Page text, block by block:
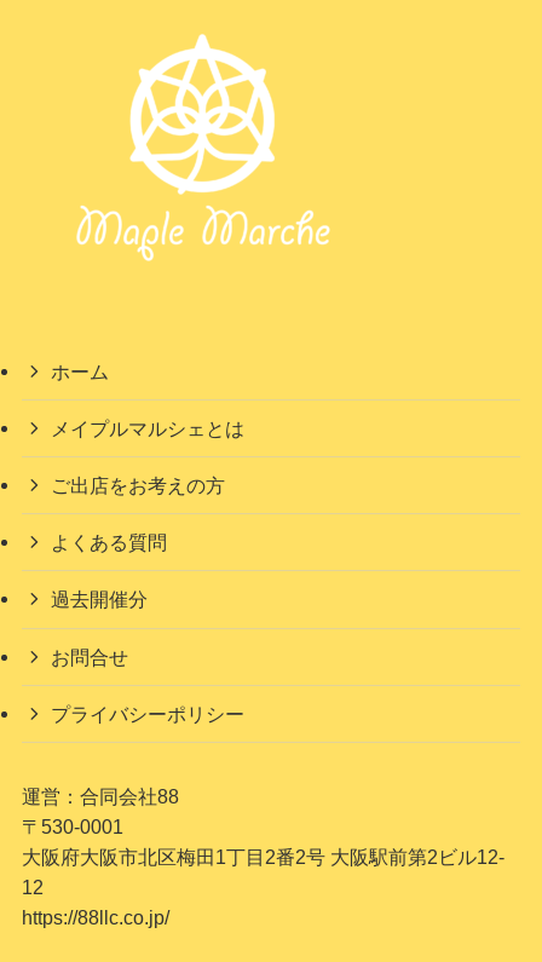
ホーム
メイプルマルシェとは
ご出店をお考えの方
よくある質問
過去開催分
お問合せ
プライバシーポリシー
運営：合同会社88
〒530-0001
大阪府大阪市北区梅田1丁目2番2号 大阪駅前第2ビル12-
12
https://88llc.co.jp/